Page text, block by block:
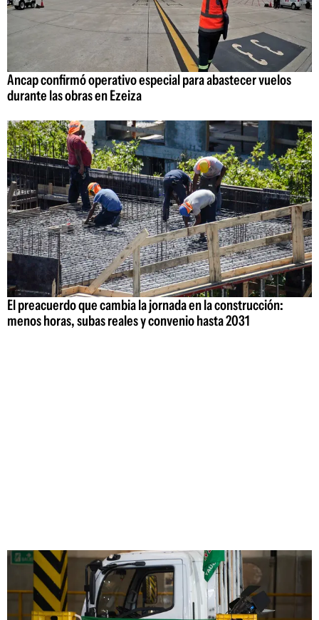
Ancap confirmó operativo especial para abastecer vuelos
durante las obras en Ezeiza
El preacuerdo que cambia la jornada en la construcción:
menos horas, subas reales y convenio hasta 2031